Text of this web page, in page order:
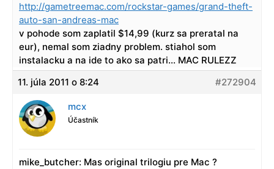
http://gametreemac.com/rockstar-games/grand-theft-
auto-san-andreas-mac
v pohode som zaplatil $14,99 (kurz sa preratal na
eur), nemal som ziadny problem. stiahol som
instalacku a na ide to ako sa patri… MAC RULEZZ
11. júla 2011 o 8:24
#272904
mcx
Účastník
mike_butcher: Mas original trilogiu pre Mac ?